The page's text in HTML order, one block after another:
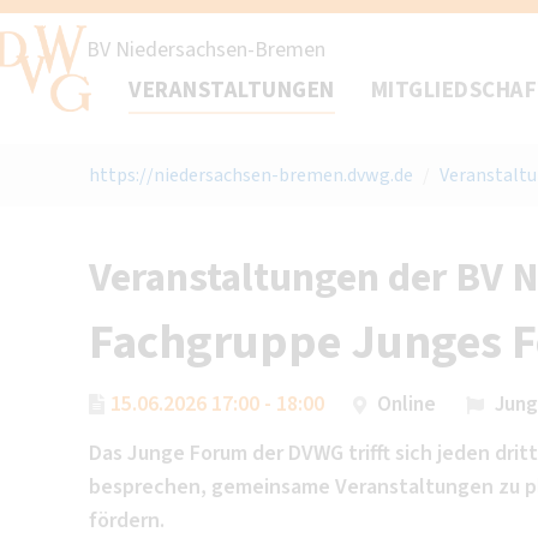
BV Niedersachsen-Bremen
VERANSTALTUNGEN
https://niedersachsen-bremen.dvwg.de
Veranstaltungen der BV
Fachgruppe Junges
15.06.2026 17:00 - 18:00 Online
Das Junge Forum der DVWG trifft sich jeden
besprechen, gemeinsame Veranstaltungen zu
fördern.